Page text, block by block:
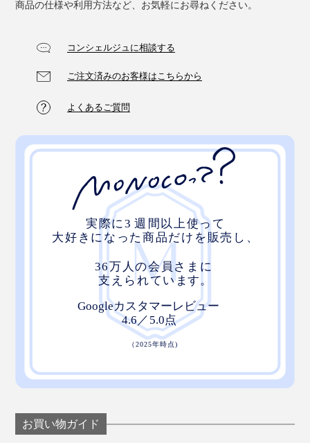
商品の仕様や利用方法など、お気軽にお尋ねください。
コンシェルジュに相談する
ご注文済みのお客様はこちらから
よくあるご質問
お買い物ガイド